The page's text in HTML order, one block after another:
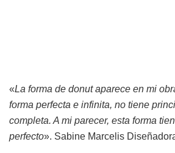
«La forma de donut aparece en mi
forma perfecta e infinita, no tiene
completa. A mi parecer, esta forma
perfecto». Sabine Marcelis